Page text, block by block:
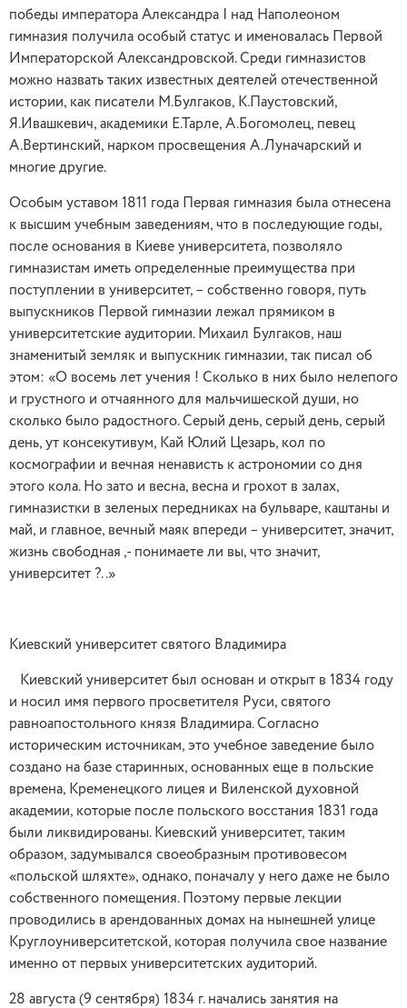
победы императора Александра І над Наполеоном
гимназия получила особый статус и именовалась Первой
Императорской Александровской. Среди гимназистов
можно назвать таких известных деятелей отечественной
истории, как писатели М.Булгаков, К.Паустовский,
Я.Ивашкевич, академики Е.Тарле, А.Богомолец, певец
А.Вертинский, нарком просвещения А.Луначарский и
многие другие.
Особым уставом 1811 года Первая гимназия была отнесена
к высшим учебным заведениям, что в последующие годы,
после основания в Киеве университета, позволяло
гимназистам иметь определенные преимущества при
поступлении в университет, – собственно говоря, путь
выпускников Первой гимназии лежал прямиком в
университетские аудитории. Михаил Булгаков, наш
знаменитый земляк и выпускник гимназии, так писал об
этом: «О восемь лет учения ! Сколько в них было нелепого
и грустного и отчаянного для мальчишеской души, но
сколько было радостного. Серый день, серый день, серый
день, ут консекутивум, Кай Юлий Цезарь, кол по
космографии и вечная ненависть к астрономии со дня
этого кола. Но зато и весна, весна и грохот в залах,
гимназистки в зеленых передниках на бульваре, каштаны и
май, и главное, вечный маяк впереди – университет, значит,
жизнь свободная ,- понимаете ли вы, что значит,
университет ?..»
Киевский университет святого Владимира
Киевский университет был основан и открыт в 1834 году
и носил имя первого просветителя Руси, святого
равноапостольного князя Владимира. Согласно
историческим источникам, это учебное заведение было
создано на базе старинных, основанных еще в польские
времена, Кременецкого лицея и Виленской духовной
академии, которые после польского восстания 1831 года
были ликвидированы. Киевский университет, таким
образом, задумывался своеобразным противовесом
«польской шляхте», однако, поначалу у него даже не было
собственного помещения. Поэтому первые лекции
проводились в арендованных домах на нынешней улице
Круглоуниверситетской, которая получила свое название
именно от первых университетских аудиторий.
28 августа (9 сентября) 1834 г. начались занятия на